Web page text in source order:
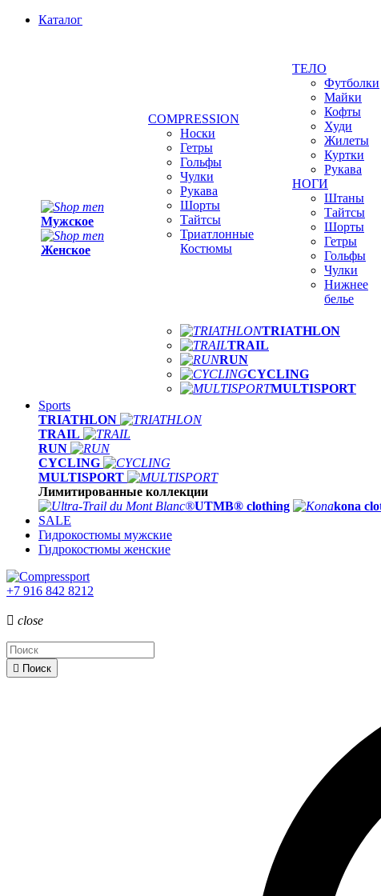
Каталог
Мужское
Женское
COMPRESSION
Носки
Гетры
Гольфы
Чулки
Рукава
Шорты
Тайтсы
Триатлонные
Костюмы
ТЕЛО
Футболки
Майки
Кофты
Худи
Жилеты
Куртки
Рукава
НОГИ
Штаны
Тайтсы
Шорты
Гетры
Гольфы
Чулки
Нижнее
белье
TRIATHLON
TRAIL
RUN
CYCLING
MULTISPORT
Sports
TRIATHLON
TRAIL
RUN
CYCLING
MULTISPORT
Лимитированные коллекции
UTMB® clothing
kona
SALE
Гидрокостюмы мужские
Гидрокостюмы женские
+7 916 842 8212
 close
 Поиск